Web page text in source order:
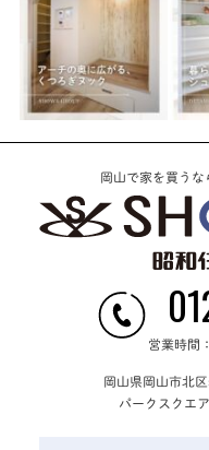
岡山で家を買う
営業時間
岡山県岡山市北
パークスクエ